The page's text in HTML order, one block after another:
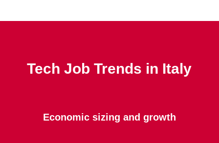
Tech Job Trends in Italy
Economic sizing and growth